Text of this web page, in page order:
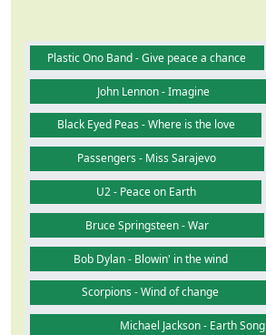
Plastic Ono Band - Give peace a chance
John Lennon - Imagine
Black Eyed Peas - Where is the love
Passengers - Miss Sarajevo
U2 - Peace on Earth
Bruce Springsteen - War
Bob Dylan - Blowin' in the wind
Scorpions - Wind of change
Michael Jackson - Earth Song